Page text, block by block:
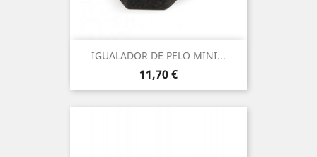
IGUALADOR DE PELO MINI...
Precio
11,70 €